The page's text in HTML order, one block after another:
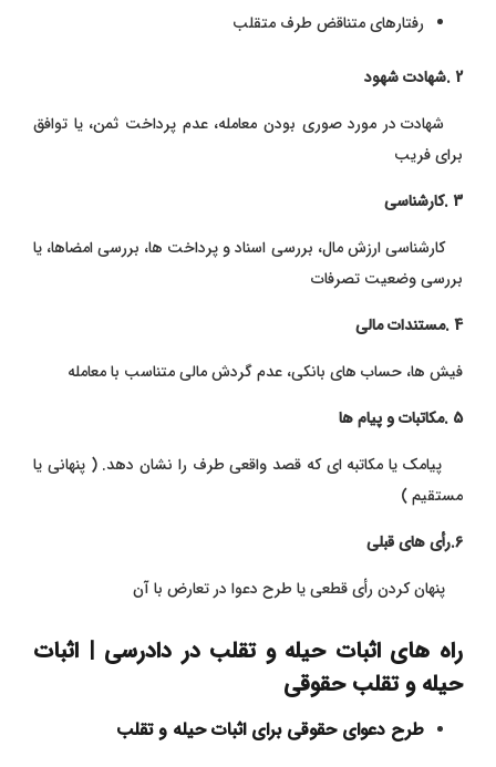
رفتارهای متناقض طرف متقلب
2 .شهادت شهود
شهادت در مورد صوری بودن معامله، عدم پرداخت ثمن، یا توافق
برای فریب
3 .کارشناسی
کارشناسی ارزش مال، بررسی اسناد و پرداخت ‌ها، بررسی امضاها، یا
بررسی وضعیت تصرفات
4 .مستندات مالی
فیش ‌ها، حساب ‌های بانکی، عدم گردش مالی متناسب با معامله
5 .مکاتبات و پیام ‌ها
پیامک یا مکاتبه‌ ای که قصد واقعی طرف را نشان دهد. ( پنهانی یا
مستقیم )
6.رأی‌ های قبلی
پنهان کردن رأی قطعی یا طرح دعوا در تعارض با آن
راه ‌های اثبات حیله و تقلب در دادرسی | اثبات
حیله و تقلب حقوقی
طرح دعوای حقوقی برای اثبات حیله و تقلب